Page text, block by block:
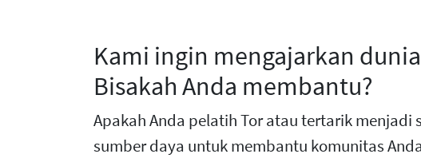
Kami ingin mengajarkan
Bisakah Anda membantu?
Apakah Anda pelatih Tor atau tertarik menjadi
sumber daya untuk membantu komunitas